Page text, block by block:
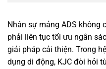
Nhân sự mảng ADS không
phải liên tục tối ưu ngân
giải pháp cải thiện. Trong
dụng di động, KJC đòi hỏi